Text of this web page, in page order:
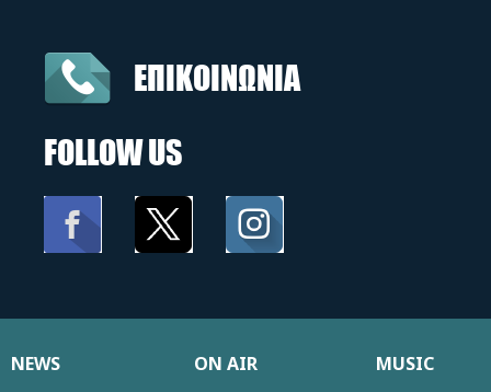
ΕΠΙΚΟΙΝΩΝΙΑ
FOLLOW US
NEWS ON AIR
MUSIC